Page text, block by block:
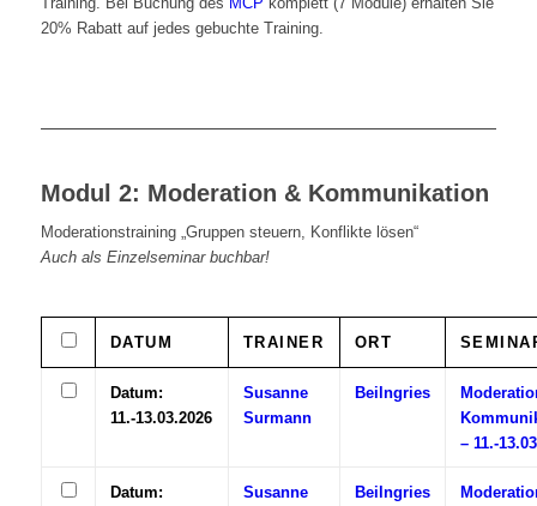
20% Rabatt auf jedes gebuchte Training.
Modul 2: Moderation & Kommunikation
Moderationstraining „Gruppen steuern, Konflikte lösen“
Auch als Einzelseminar buchbar!
DATUM TRAINER ORT
Datum:
11.-13.03.2026
Susanne
Surmann
Beilngries
– 11.-
Datum:
Susanne
Beilngries